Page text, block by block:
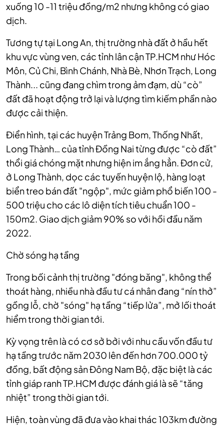
xuống 10 -11 triệu đồng/m2 nhưng không có giao
dịch.
Tương tự tại Long An, thị trường nhà đất ở hầu hết
khu vực vùng ven, các tỉnh lân cận TP.HCM như Hóc
Môn, Củ Chi, Bình Chánh, Nhà Bè, Nhơn Trạch, Long
Thành... cũng đang chìm trong ảm đạm, dù “cò”
đất đã hoạt động trở lại và lượng tìm kiếm phần nào
được cải thiện.
Điển hình, tại các huyện Trảng Bom, Thống Nhất,
Long Thành… của tỉnh Đồng Nai từng được “cò đất”
thổi giá chóng mặt nhưng hiện im ắng hẳn. Đơn cử,
ở Long Thành, dọc các tuyến huyện lộ, hàng loạt
biển treo bán đất "ngộp", mức giảm phổ biến 100 -
500 triệu cho các lô diện tích tiêu chuẩn 100 -
150m2. Giao dịch giảm 90% so với hồi đầu năm
2022.
Chờ sóng hạ tầng
Trong bối cảnh thị trường "đóng băng", không thể
thoát hàng, nhiều nhà đầu tư cá nhân đang “nín thở”
gồng lỗ, chờ "sóng" hạ tầng “tiếp lửa”, mở lối thoát
hiểm trong thời gian tới.
Kỳ vọng trên là có cơ sở bởi với nhu cầu vốn đầu tư
hạ tầng trước năm 2030 lên đến hơn 700.000 tỷ
đồng, bất động sản Đông Nam Bộ, đặc biệt là các
tỉnh giáp ranh TP.HCM được đánh giá là sẽ “tăng
nhiệt” trong thời gian tới.
Hiện, toàn vùng đã đưa vào khai thác 103km đường